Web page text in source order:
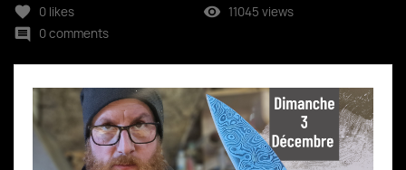
favorite 0 likes remove_red_eye 11045 views
comment 0 comments